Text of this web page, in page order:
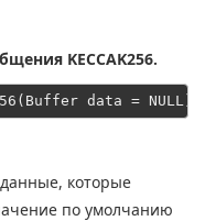
KECCAK256.
которые
по умолчанию